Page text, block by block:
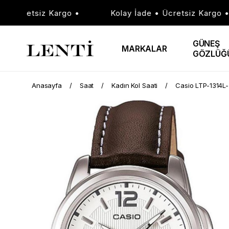
Kargo • Kolay İade • Ücretsiz Kargo •
MARKALAR
GÜNEŞ
Anasayfa Saat Kadın Kol Saati Casio LTP-